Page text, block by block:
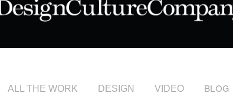
ALL THE WORK DESIGN VIDEO BLOG